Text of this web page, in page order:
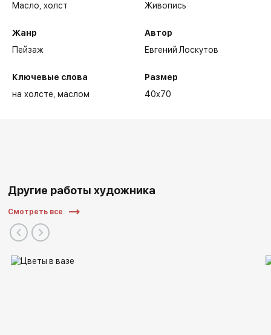
Масло,холст
Жанр
Пейзаж
Ключевые слова
на холсте маслом
Живопись
Автор
Евгений Лоскутов
Размер
40x70
Другие работы художника
Смотреть все